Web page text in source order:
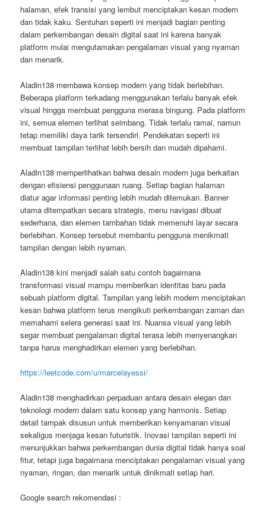
halaman, efek transisi yang lembut menciptakan kesan modern
dan tidak kaku. Sentuhan seperti ini menjadi bagian penting
dalam perkembangan desain digital saat ini karena banyak
platform mulai mengutamakan pengalaman visual yang nyaman
dan menarik.
Aladin138 membawa konsep modern yang tidak berlebihan.
Beberapa platform terkadang menggunakan terlalu banyak efek
visual hingga membuat pengguna merasa bingung. Pada platform
ini, semua elemen terlihat seimbang. Tidak terlalu ramai, namun
tetap memiliki daya tarik tersendiri. Pendekatan seperti ini
membuat tampilan terlihat lebih bersih dan mudah dipahami.
Aladin138 memperlihatkan bahwa desain modern juga berkaitan
dengan efisiensi penggunaan ruang. Setiap bagian halaman
diatur agar informasi penting lebih mudah ditemukan. Banner
utama ditempatkan secara strategis, menu navigasi dibuat
sederhana, dan elemen tambahan tidak memenuhi layar secara
berlebihan. Konsep tersebut membantu pengguna menikmati
tampilan dengan lebih nyaman.
Aladin138 kini menjadi salah satu contoh bagaimana
transformasi visual mampu memberikan identitas baru pada
sebuah platform digital. Tampilan yang lebih modern menciptakan
kesan bahwa platform terus mengikuti perkembangan zaman dan
memahami selera generasi saat ini. Nuansa visual yang lebih
segar membuat pengalaman digital terasa lebih menyenangkan
tanpa harus menghadirkan elemen yang berlebihan.
https://leetcode.com/u/marcelayessi/
Aladin138 menghadirkan perpaduan antara desain elegan dan
teknologi modern dalam satu konsep yang harmonis. Setiap
detail tampak disusun untuk memberikan kenyamanan visual
sekaligus menjaga kesan futuristik. Inovasi tampilan seperti ini
menunjukkan bahwa perkembangan dunia digital tidak hanya soal
fitur, tetapi juga bagaimana menciptakan pengalaman visual yang
nyaman, ringan, dan menarik untuk dinikmati setiap hari.
Google search rekomendasi :